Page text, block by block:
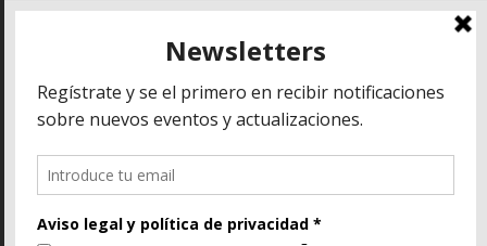
Madrid-Cuatro
La Fortuna, s/n
28054 Madrid –
Aviso legal
privacidad
cookies
Términos y